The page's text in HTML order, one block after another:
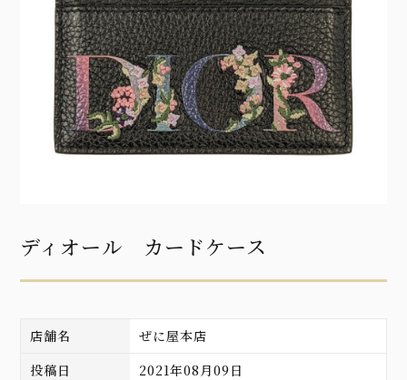
ディオール カードケース
店舗名
ぜに屋本店
投稿日
2021年08月09日